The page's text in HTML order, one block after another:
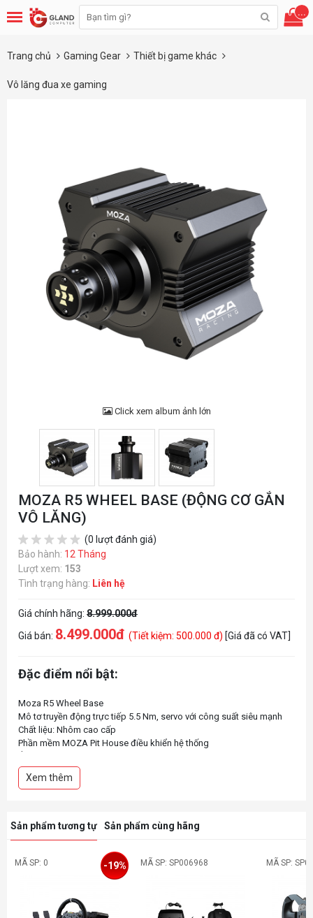
...
Trang chủ Gaming Gear Thiết bị game khác
Vô lăng đua xe gaming
Click xem album ảnh lớn
MOZA R5 WHEEL BASE (ĐỘNG CƠ GẮN
VÔ LĂNG)
(0 lượt đánh giá)
Bảo hành: 12 Tháng
Lượt xem: 153
Tình trạng hàng: Liên hệ
Giá chính hãng: 8.999.000đ
Giá bán: 8.499.000đ (Tiết kiệm: 500.000 đ) [Giá đã có VAT]
Đặc điểm nổi bật:
Moza R5 Wheel Base
Mô tơ truyền động trực tiếp 5.5 Nm, servo với công suất siêu mạnh
Chất liệu: Nhôm cao cấp
Phần mềm MOZA Pit House điều khiển hệ thống
Xem thêm
Sản phẩm tương tự Sản phẩm cùng hãng
MÃ SP: 0 -19% MÃ SP: SP006968 MÃ SP: